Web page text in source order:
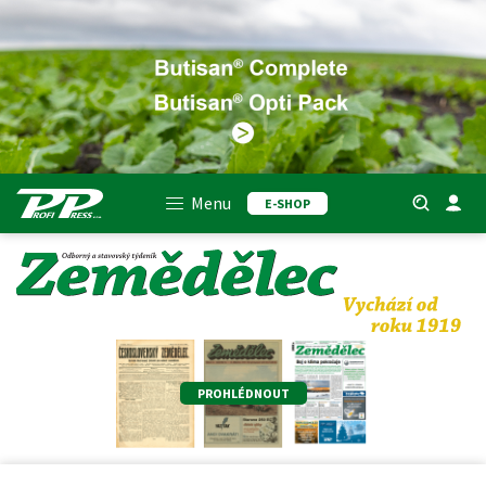
Menu E-SHOP
PROHLÉDNOUT